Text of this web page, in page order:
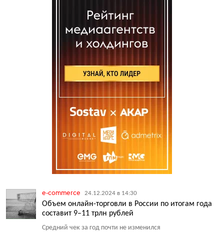
e-commerce 24.12.2024 в 14:30
Объем онлайн-торговли в России по итогам года
составит 9–11 трлн рублей
Средний чек за год почти не изменился